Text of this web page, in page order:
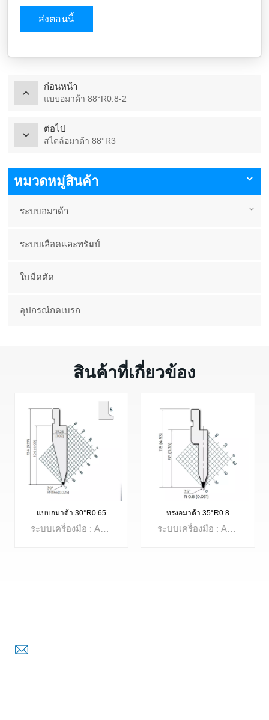
ส่งตอนนี้
ก่อนหน้า
แบบอมาด้า 88°R0.8-2
ต่อไป
สไตล์อมาด้า 88°R3
หมวดหมู่สินค้า
ระบบอมาด้า
ระบบเลือดและทรัมป์
ใบมีดตัด
อุปกรณ์กดเบรก
สินค้าที่เกี่ยวข้อง
แบบอมาด้า 30°R0.65
ระบบเครื่องมือ : Amada Systemมุม: 30°รัศมี: R0.65มมความสูงที่มีประสิทธิภาพ: 128 มมความสูงรวม: 158มมโหลดสูงสุด: 800kN/mวัสดุ: 42CrMo4
ทรงอมาด้า 35°R0.8
ระบบเครื่องมือ : Amada Systemมุม: 35°รัศมี: R0.8มมความสูงที่มีประสิทธิภาพ: 128 มมความสูงรวม: 158มมโหลดสูงสุด: 800kN/mวัสดุ: 42CrMo4